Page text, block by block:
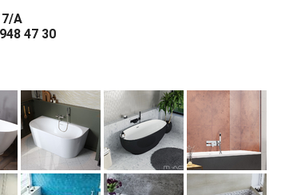
A
47 30